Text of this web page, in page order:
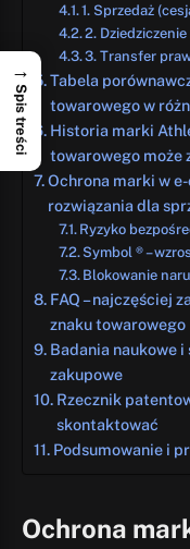
1. Sprzedaż
2.
3. Transfer
Tabela
towarowego w
Historia marki
towarowego może
Ochrona marki w
rozwiązania dla
Ryzyko
Symbol ® –
Blokowanie
FAQ – najczęściej
znaku towarowego
Badania naukowe
zakupowe
Rzecznik
skontaktować
Podsumowanie i
Ochrona
→
Spis treści